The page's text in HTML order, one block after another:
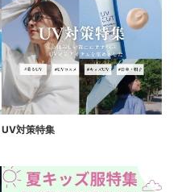
UV対策特集